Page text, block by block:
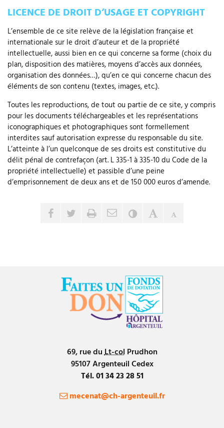
LICENCE DE DROIT D’USAGE ET COPYRIGHT
L’ensemble de ce site relève de la législation française et
internationale sur le droit d’auteur et de la propriété
intellectuelle, aussi bien en ce qui concerne sa forme (choix du
plan, disposition des matières, moyens d’accès aux données,
organisation des données…), qu’en ce qui concerne chacun des
éléments de son contenu (textes, images, etc.).
Toutes les reproductions, de tout ou partie de ce site, y compris
pour les documents téléchargeables et les représentations
iconographiques et photographiques sont formellement
interdites sauf autorisation expresse du responsable du site.
L’atteinte à l’un quelconque de ses droits est constitutive du
délit pénal de contrefaçon (art. L 335-1 à 335-10 du Code de la
propriété intellectuelle) et passible d’une peine
d’emprisonnement de deux ans et de 150 000 euros d’amende.
Partager sur Facebook
Partager sur Twitter
ImprimerEnvoyer par e-mail
ContrasteAgrandir le
69, rue duLt-col Prudhon
95107Argenteuil Cedex
Tél.01 34 23 28 51
mecenat@ch-argenteuil.fr